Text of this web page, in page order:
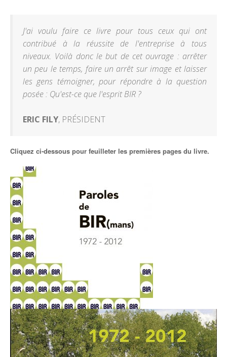
J'ai voulu faire ce livre pour tous ceux qui ont
contribué à la réussite de l'entreprise à tous
niveaux. Voilà donc le but de cet ouvrage : arrêter
un peu le temps, faire un arrêt sur image et laisser
les gens témoigner, pour répondre à la question
posée : Qu'est-ce que l'esprit BIR ?
ERIC FILY, PRÉSIDENT
Cliquez ci-dessous pour feuilleter les premières pages du livre.